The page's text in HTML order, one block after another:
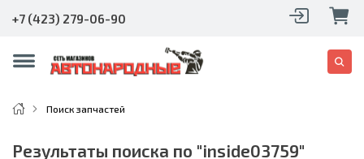
+7 (423) 279-06-90
Поиск запчастей
Результаты поиска по "inside03759"